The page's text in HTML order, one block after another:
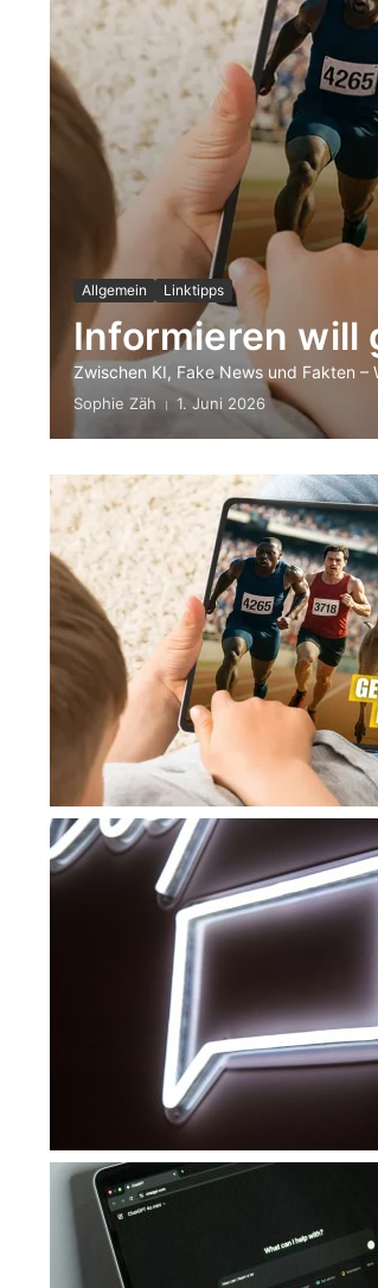
Allgemein Linktipps
Informieren will
Zwischen KI, Fake News und Fakten
Sophie Zäh 1. Juni 2026